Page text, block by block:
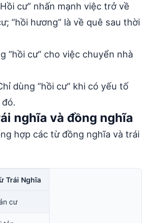
cư” nhấn mạnh việc trở về
“hồi hương” là về quê sau thời
“hồi cư” cho việc chuyển nhà
dùng “hồi cư” khi có yếu tố
nghĩa và đồng nghĩa
hợp các từ đồng nghĩa và trái
Trái Nghĩa
cư